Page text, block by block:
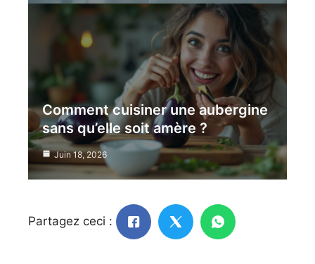
Comment cuisiner une aubergine
sans qu’elle soit amère ?
Juin 18, 2026
Partagez ceci :